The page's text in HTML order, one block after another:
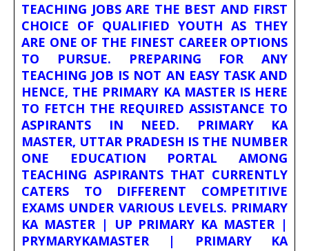
TEACHING JOBS ARE THE BEST AND FIRST
CHOICE OF QUALIFIED YOUTH AS THEY
ARE ONE OF THE FINEST CAREER OPTIONS
TO PURSUE. PREPARING FOR ANY
TEACHING JOB IS NOT AN EASY TASK AND
HENCE, THE PRIMARY KA MASTER IS HERE
TO FETCH THE REQUIRED ASSISTANCE TO
ASPIRANTS IN NEED. PRIMARY KA
MASTER, UTTAR PRADESH IS THE NUMBER
ONE EDUCATION PORTAL AMONG
TEACHING ASPIRANTS THAT CURRENTLY
CATERS TO DIFFERENT COMPETITIVE
EXAMS UNDER VARIOUS LEVELS. PRIMARY
KA MASTER | UP PRIMARY KA MASTER |
PRYMARYKAMASTER | PRIMARY KA